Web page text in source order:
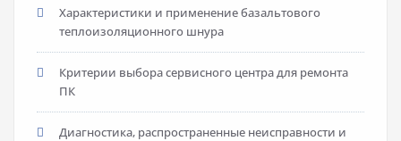
Характеристики и применение базальтового
теплоизоляционного шнура
Критерии выбора сервисного центра для ремонта
ПК
Диагностика, распространенные неисправности и